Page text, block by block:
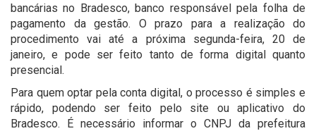
bancárias no Bradesco, banco responsável pela folha de
pagamento da gestão. O prazo para a realização do
procedimento vai até a próxima segunda-feira, 20 de
janeiro, e pode ser feito tanto de forma digital quanto
presencial.
Para quem optar pela conta digital, o processo é simples e
rápido, podendo ser feito pelo site ou aplicativo do
Bradesco. É necessário informar o CNPJ da prefeitura